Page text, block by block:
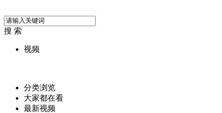
搜 索
视频
分类浏览
大家都在看
最新视频